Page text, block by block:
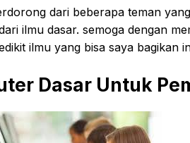
dari beberapa teman
ilmu dasar. semoga dengan
ilmu yang bisa saya bagikan
Dasar Untuk